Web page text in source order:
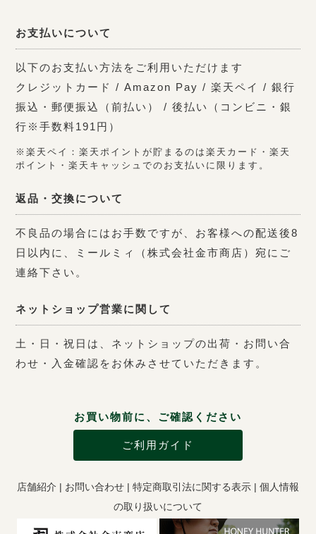
お支払いについて
以下のお支払い方法をご利用いただけます
クレジットカード / Amazon Pay / 楽天ペイ / 銀行
振込・郵便振込（前払い） / 後払い（コンビニ・銀
行※手数料191円）
※楽天ペイ：楽天ポイントが貯まるのは楽天カード・楽天
ポイント・楽天キャッシュでのお支払いに限ります。
返品・交換について
不良品の場合にはお手数ですが、お客様への配送後8
日以内に、ミールミィ（株式会社金市商店）宛にご
連絡下さい。
ネットショップ営業に関して
土・日・祝日は、ネットショップの出荷・お問い合
わせ・入金確認をお休みさせていただきます。
お買い物前に、ご確認ください
ご利用ガイド
店舗紹介 お問い合わせ 特定商取引法に関する表示
個人情報
の取り扱いについて